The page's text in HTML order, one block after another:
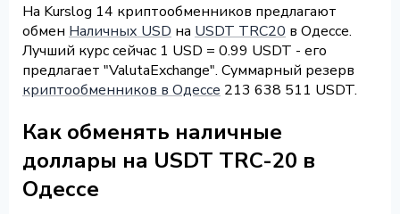
На Kurslog 14 криптообменников предлагают
обмен Наличных USD на USDT TRC20 в Одессе.
Лучший курс сейчас 1 USD = 0.99 USDT - его
предлагает "ValutaExchange". Суммарный резерв
криптообменников в Одессе 213 638 511 USDT.
Как обменять наличные
доллары на USDT TRC-20 в
Одессе